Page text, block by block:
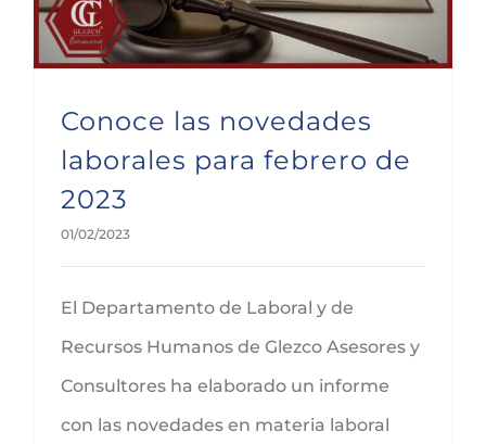
Conoce las novedades
laborales para febrero de
2023
01/02/2023
El Departamento de Laboral y de
Recursos Humanos de Glezco Asesores y
Consultores ha elaborado un informe
con las novedades en materia laboral